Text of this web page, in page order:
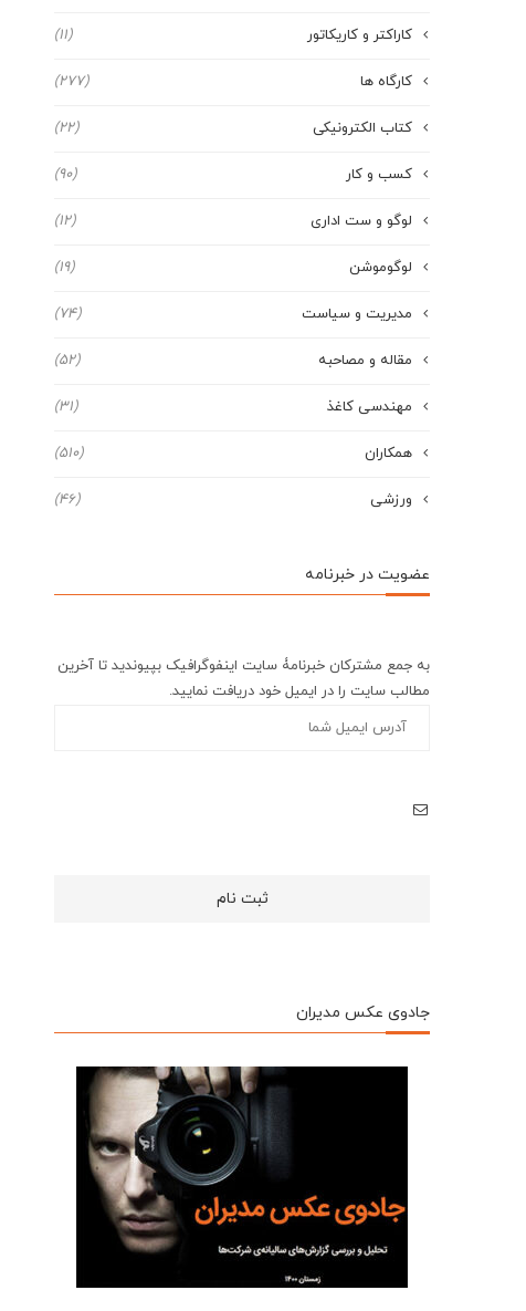
کاراکتر و کاریکاتور (11)
کارگاه ها (277)
کتاب الکترونیکی (22)
کسب و کار (90)
لوگو و ست اداری (12)
لوگوموشن (19)
مدیریت و سیاست (74)
مقاله و مصاحبه (52)
مهندسی کاغذ (31)
همکاران (510)
ورزشی (46)
عضویت در خبرنامه
به جمع مشترکان خبرنامۀ سایت اینفوگرافیک بپیوندید تا آخرین
مطالب سایت را در ایمیل خود دریافت نمایید.
جادوی عکس مدیران